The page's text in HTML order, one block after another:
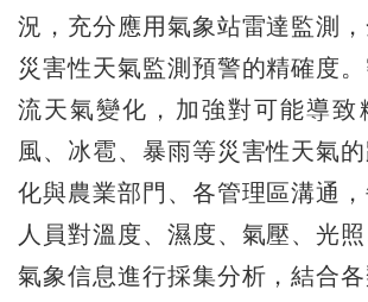
況，充分應用氣象站雷達監測
災害性天氣監測預警的精確度
流天氣變化，加強對可能導致
風、冰雹、暴雨等災害性天氣
化與農業部門、各管理區溝通
人員對溫度、濕度、氣壓、光
氣象信息進行採集分析，結合